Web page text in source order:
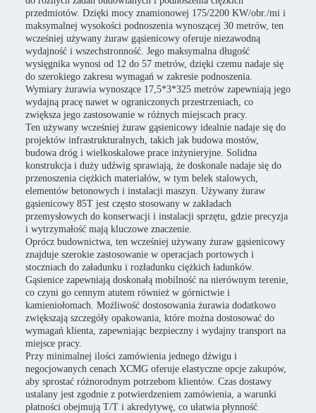
przedmiotów. Dzięki mocy znamionowej 175/2200 KW/obr./mi i
maksymalnej wysokości podnoszenia wynoszącej 30 metrów, ten
wcześniej używany żuraw gąsienicowy oferuje niezawodną
wydajność i wszechstronność. Jego maksymalna długość
wysięgnika wynosi od 12 do 57 metrów, dzięki czemu nadaje się
do szerokiego zakresu wymagań w zakresie podnoszenia.
Wymiary żurawia wynoszące 17,5*3*325 metrów zapewniają jego
wydajną pracę nawet w ograniczonych przestrzeniach, co
zwiększa jego zastosowanie w różnych miejscach pracy.
Ten używany wcześniej żuraw gąsienicowy idealnie nadaje się do
projektów infrastrukturalnych, takich jak budowa mostów,
budowa dróg i wielkoskalowe prace inżynieryjne. Solidna
konstrukcja i duży udźwig sprawiają, że doskonale nadaje się do
przenoszenia ciężkich materiałów, w tym belek stalowych,
elementów betonowych i instalacji maszyn. Używany żuraw
gąsienicowy 85T jest często stosowany w zakładach
przemysłowych do konserwacji i instalacji sprzętu, gdzie precyzja
i wytrzymałość mają kluczowe znaczenie.
Oprócz budownictwa, ten wcześniej używany żuraw gąsienicowy
znajduje szerokie zastosowanie w operacjach portowych i
stoczniach do załadunku i rozładunku ciężkich ładunków.
Gąsienice zapewniają doskonałą mobilność na nierównym terenie,
co czyni go cennym atutem również w górnictwie i
kamieniołomach. Możliwość dostosowania żurawia dodatkowo
zwiększają szczegóły opakowania, które można dostosować do
wymagań klienta, zapewniając bezpieczny i wydajny transport na
miejsce pracy.
Przy minimalnej ilości zamówienia jednego dźwigu i
negocjowanych cenach XCMG oferuje elastyczne opcje zakupów,
aby sprostać różnorodnym potrzebom klientów. Czas dostawy
ustalany jest zgodnie z potwierdzeniem zamówienia, a warunki
płatności obejmują T/T i akredytywę, co ułatwia płynność